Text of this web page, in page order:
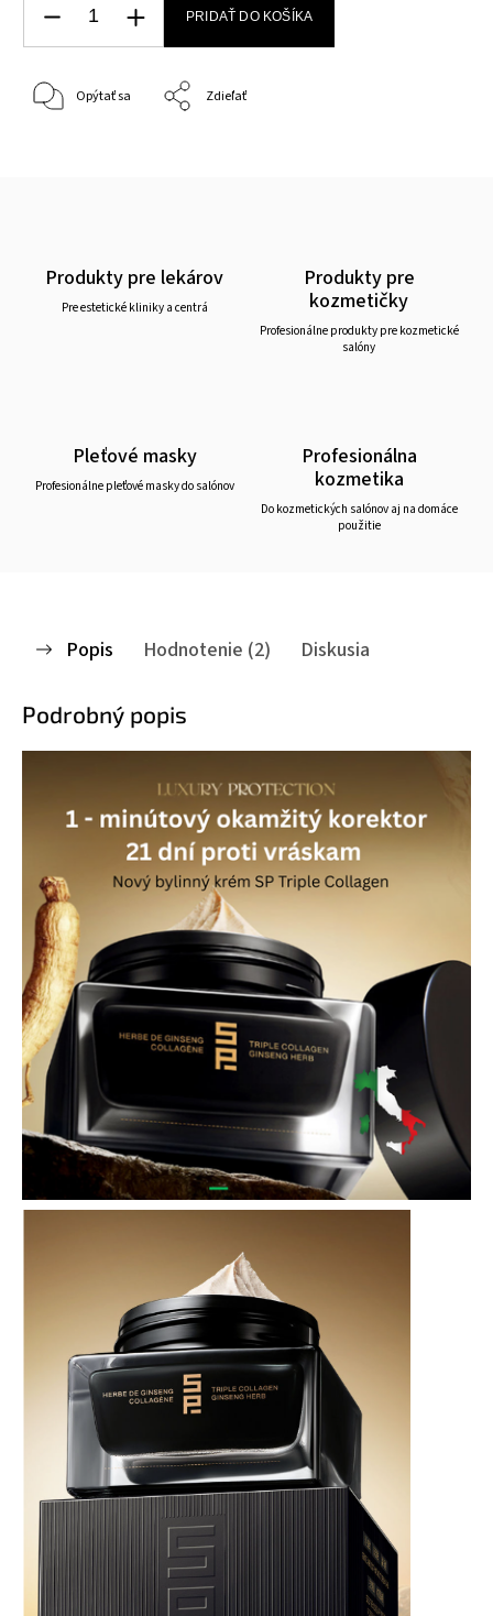
PRIDAŤ DO KOŠÍKA
Opýtať sa Zdieľať
Produkty pre lekárov
Pre estetické kliniky a centrá
Produkty pre
kozmetičky
Profesionálne produkty pre kozmetické
salóny
Pleťové masky
Profesionálne pleťové masky do salónov
Profesionálna
kozmetika
Do kozmetických salónov aj na domáce
použitie
Popis Hodnotenie (2) Diskusia
Podrobný popis